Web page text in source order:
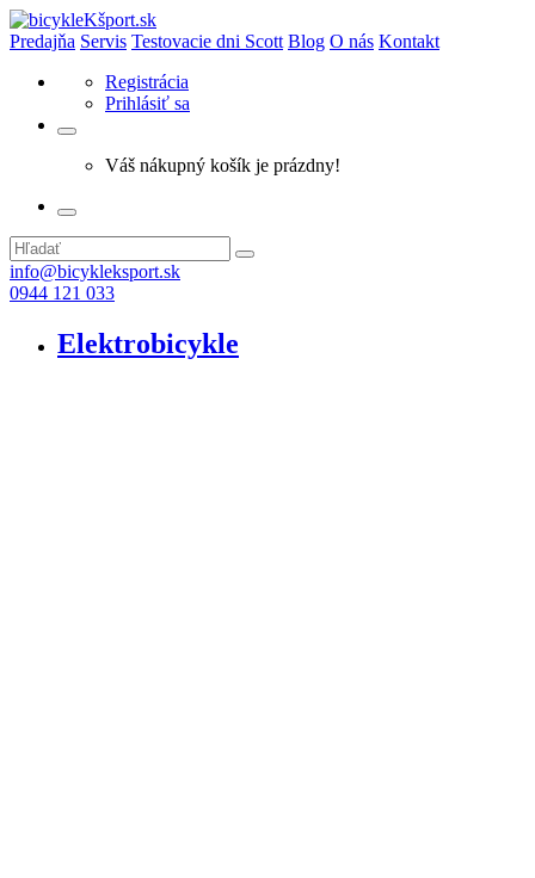
Predajňa Servis Testovacie dni Scott Blog O nás Kontakt
Registrácia
Prihlásiť sa
Váš nákupný košík je prázdny!
info@bicykleksport.sk
0944 121 033
Elektrobicykle